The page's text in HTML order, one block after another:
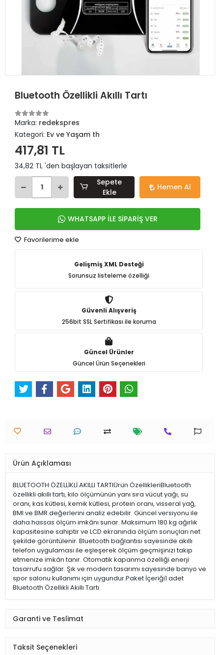
Bluetooth Özellikli Akıllı Tartı
Marka: redekspres
Kategori: Ev ve Yaşam th
417,81 TL
34,82 TL 'den başlayan taksitlerle
Sepete
Ekle
Hemen Al
WHATSAPP İLE SİPARİŞ VER
Favorilerime ekle
Gelişmiş XML Desteği
Sorunsuz listeleme özelliği
Güvenli Alışveriş
256bit SSL Sertifikası ile koruma
Güncel Ürünler
Güncel Ürün Seçenekleri
Ürün Açıklaması
BLUETOOTH ÖZELLİKLİ AKILLI TARTIÜrün ÖzellikleriBluetooth
özellikli akıllı tartı, kilo ölçümünün yanı sıra vücut yağı, su
oranı, kas kütlesi, kemik kütlesi, protein oranı, visseral yağ,
BMI ve BMR değerlerini analiz edebilir. Güncel versiyonu ile
daha hassas ölçüm imkânı sunar. Maksimum 180 kg ağırlık
kapasitesine sahiptir ve LCD ekranında ölçüm sonuçları net
şekilde görüntülenir. Bluetooth bağlantısı sayesinde akıllı
telefon uygulaması ile eşleşerek ölçüm geçmişinizi takip
etmenize imkân tanır. Otomatik kapanma özelliği enerji
tasarrufu sağlar. Şık ve modern tasarımı sayesinde banyo ve
spor salonu kullanımı için uygundur.Paket İçeriği1 adet
Bluetooth Özellikli Akıllı Tartı
Garanti ve Teslimat
Taksit Seçenekleri